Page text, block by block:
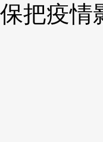
保把疫情